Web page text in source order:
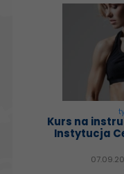
Kurs na
Instytucja